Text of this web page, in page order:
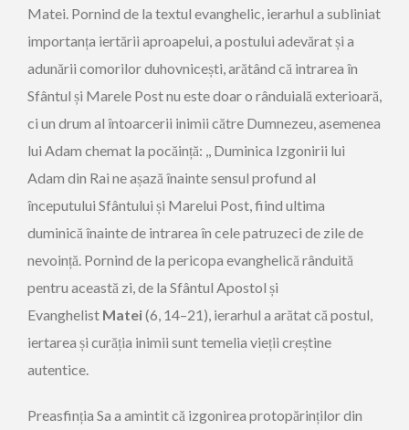
Matei. Pornind de la textul evanghelic, ierarhul a subliniat
importanța iertării aproapelui, a postului adevărat și a
adunării comorilor duhovnicești, arătând că intrarea în
Sfântul și Marele Post nu este doar o rânduială exterioară,
ci un drum al întoarcerii inimii către Dumnezeu, asemenea
lui Adam chemat la pocăință: ,, Duminica Izgonirii lui
Adam din Rai ne așază înainte sensul profund al
începutului Sfântului și Marelui Post, fiind ultima
duminică înainte de intrarea în cele patruzeci de zile de
nevoință. Pornind de la pericopa evanghelică rânduită
pentru această zi, de la Sfântul Apostol și
Evanghelist Matei(6, 14–21), ierarhul a arătat că postul,
iertarea și curăția inimii sunt temelia vieții creștine
autentice.
Preasfinția Sa a amintit că izgonirea protopărinților din